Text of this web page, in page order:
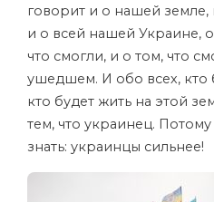
говорит и о нашей
и о всей нашей Украине,
что смогли, и о том, что
ушедшем. И обо всех, кто
кто будет жить на этой
тем, что украинец.
знать: украинцы сильнее!